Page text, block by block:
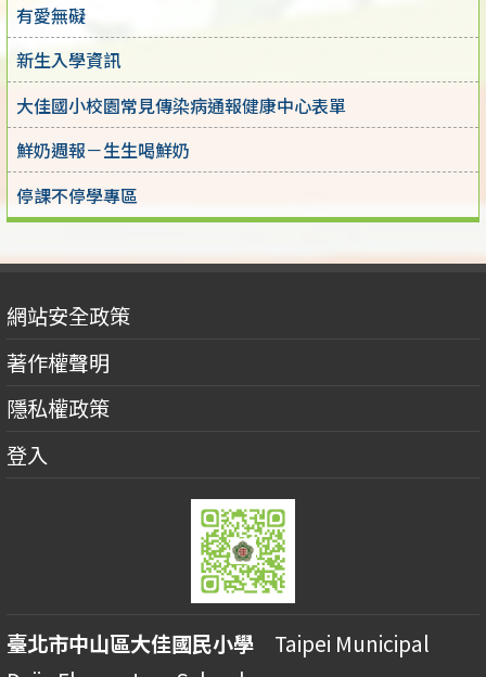
有愛無礙
新生入學資訊
大佳國小校園常見傳染病通報健康中心表單
鮮奶週報－生生喝鮮奶
停課不停學專區
網站安全政策
著作權聲明
隱私權政策
登入
臺北市中山區大佳國民小學 Taipei Municipal